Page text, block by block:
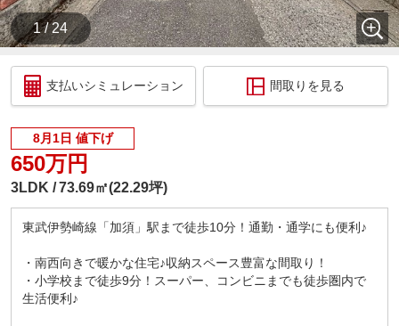
1 / 24
支払いシミュレーション 間取りを見る
8月1日 値下げ
650万円
3LDK 73.69㎡(22.29坪)
東武伊勢崎線「加須」駅まで徒歩10分！通勤・通学にも便利♪
・南西向きで暖かな住宅♪収納スペース豊富な間取り！
・小学校まで徒歩9分！スーパー、コンビニまでも徒歩圏内で
生活便利♪